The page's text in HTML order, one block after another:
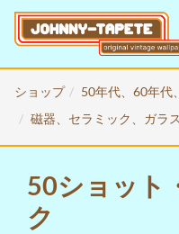
ショップ
50年代、60年代
磁器、セラミック、ガラス
50ショット
ク